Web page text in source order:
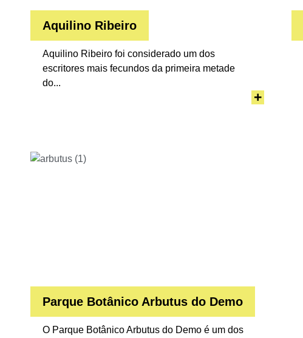
Aquilino Ribeiro
Aquilino Ribeiro foi considerado um dos
escritores mais fecundos da primeira metade
do...
+
Parque Botânico Arbutus do Demo
O Parque Botânico Arbutus do Demo é um dos